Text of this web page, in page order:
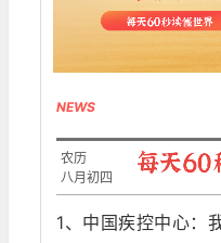
NEWS
农历
八月初四
1、中国疾控中心：